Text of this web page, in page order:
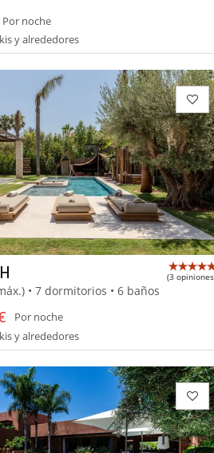
Por noche
y alrededores
(3
• 7 dormitorios • 6 baños
Por noche
y alrededores